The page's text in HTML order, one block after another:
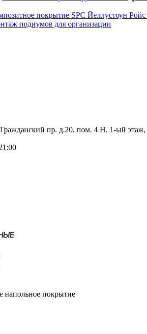
покрытие SPC Йеллустоун
подиумов для организации
Гражданский пр. д.20, пом. 4 Н, 1-ый
напольное покрытие